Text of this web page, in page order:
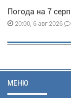
Погода на 7
20:00, 6 авг 2026
МЕНЮ